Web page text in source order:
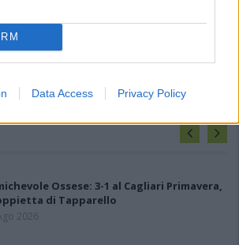
Data Access Privacy Policy
Ossese: 3-1 al Cagliari Primavera,
di Tapparello
2026